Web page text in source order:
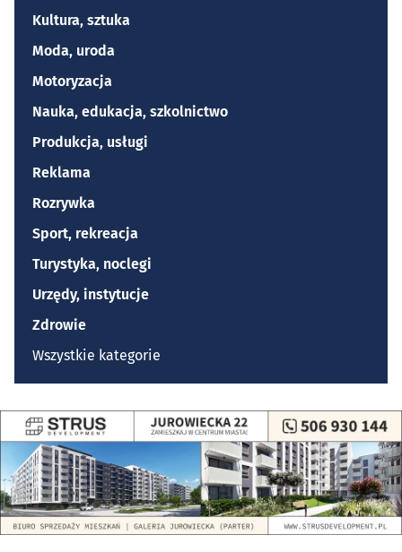
Kultura, sztuka
Moda, uroda
Motoryzacja
Nauka, edukacja, szkolnictwo
Produkcja, usługi
Reklama
Rozrywka
Sport, rekreacja
Turystyka, noclegi
Urzędy, instytucje
Zdrowie
Wszystkie kategorie